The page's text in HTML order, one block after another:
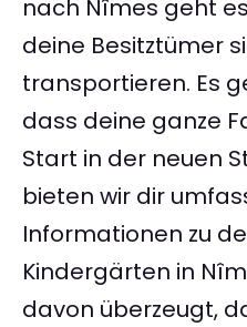
nach Nîmes geht
deine Besitztümer
transportieren. Es
dass deine ganze
Start in der neuen
bieten wir dir
Informationen zu
Kindergärten in
davon überzeugt,